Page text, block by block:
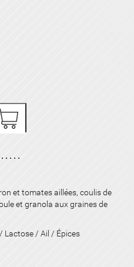
et tomates aillées, coulis de
et granola aux graines de
Lactose / Ail / Épices